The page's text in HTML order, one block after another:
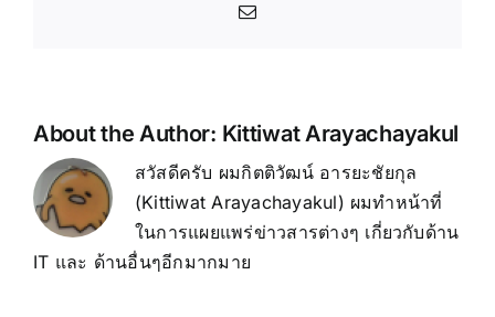
Email
About the Author: Kittiwat Arayachayakul
สวัสดีครับ ผมกิตติวัฒน์ อารยะชัยกุล
(Kittiwat Arayachayakul) ผมทำหน้าที่
ในการแผยแพร่ข่าวสารต่างๆ เกี่ยวกับด้าน
IT และ ด้านอื่นๆอีกมากมาย